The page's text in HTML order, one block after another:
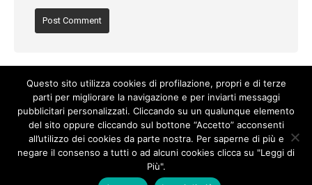
Privacy Policy
Questo sito utilizza cookies di profilazione, propri e di terze
parti per migliorare la navigazione e per inviarti messaggi
pubblicitari personalizzati. Cliccando su un qualunque elemento
del sito oppure cliccando sul bottone “Accetto” acconsenti
all’utilizzo dei cookies da parte nostra. Per saperne di più e
negare il consenso a tutti o ad alcuni cookies clicca su "Leggi di
Più".